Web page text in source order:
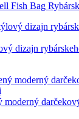
Fish Bag
dizajn
moderný